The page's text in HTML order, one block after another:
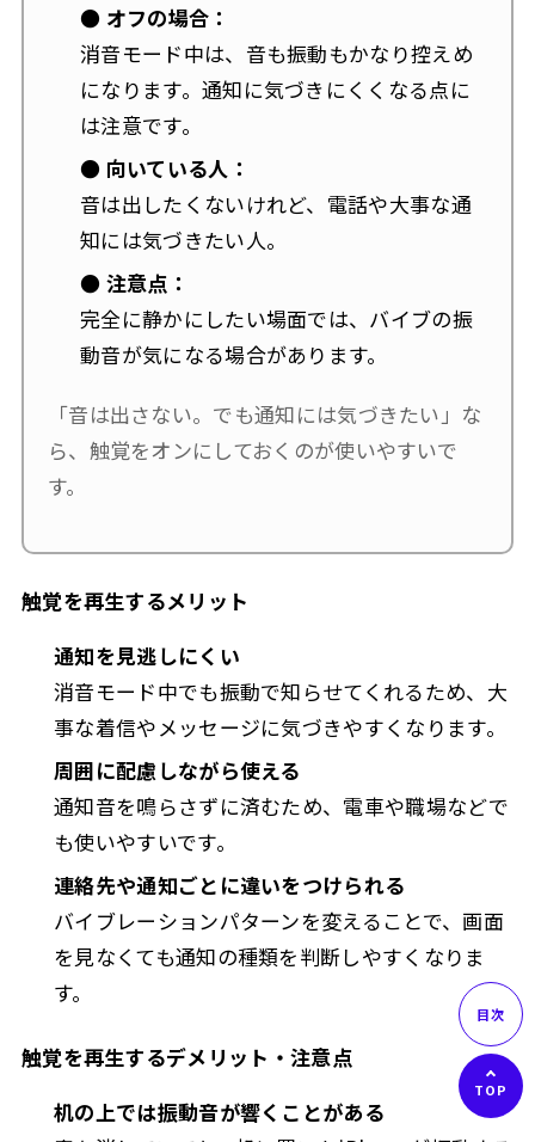
● オフの場合：
消音モード中は、音も振動もかなり控えめ
になります。通知に気づきにくくなる点に
は注意です。
● 向いている人：
音は出したくないけれど、電話や大事な通
知には気づきたい人。
● 注意点：
完全に静かにしたい場面では、バイブの振
動音が気になる場合があります。
「音は出さない。でも通知には気づきたい」な
ら、触覚をオンにしておくのが使いやすいで
す。
触覚を再生するメリット
通知を見逃しにくい
消音モード中でも振動で知らせてくれるため、大
事な着信やメッセージに気づきやすくなります。
周囲に配慮しながら使える
通知音を鳴らさずに済むため、電車や職場などで
も使いやすいです。
連絡先や通知ごとに違いをつけられる
バイブレーションパターンを変えることで、画面
を見なくても通知の種類を判断しやすくなりま
す。
触覚を再生するデメリット・注意点
机の上では振動音が響くことがある